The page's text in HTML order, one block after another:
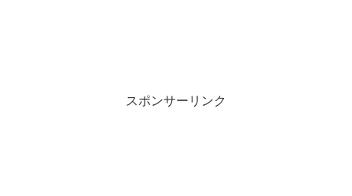
スポンサーリンク